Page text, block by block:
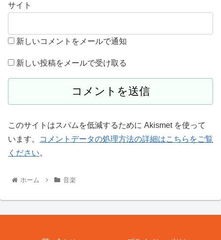
サイト
新しいコメントをメールで通知
新しい投稿をメールで受け取る
このサイトはスパムを低減するために Akismet を使って
います。
コメントデータの処理方法の詳細はこちらをご覧
ください。
ホーム 音楽